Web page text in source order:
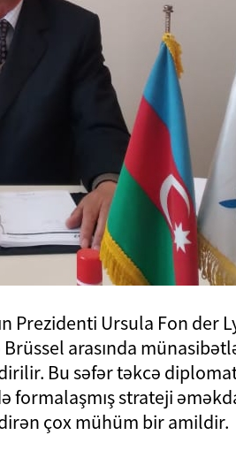
Prezidenti Ursula Fon der
arasında
Bu səfər təkcə
formalaşmış strateji
çox mühüm bir amildir.